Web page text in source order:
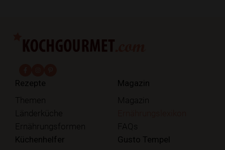
Rezepte
Themen
Länderküche
Ernährungsformen
Magazin
Magazin
FAQs
Küchenhelfer Gusto Tempel